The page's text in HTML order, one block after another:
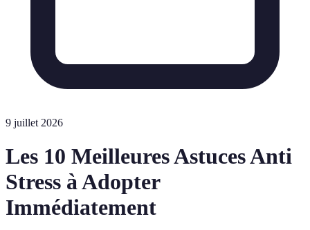
9 juillet 2026
Les 10 Meilleures Astuces Anti
Stress à Adopter
Immédiatement